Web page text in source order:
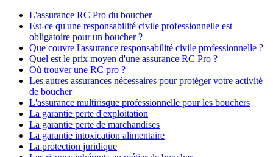
L'assurance RC Pro du boucher
Est-ce qu'une responsabilité civile professionnelle est
obligatoire pour un boucher ?
Que couvre l'assurance responsabilité civile professionnelle ?
Quel est le prix moyen d'une assurance RC Pro ?
Où trouver une RC pro ?
Les autres assurances nécessaires pour protéger votre activité
de boucher
L'assurance multirisque professionnelle pour les bouchers
La garantie perte d'exploitation
La garantie perte de marchandises
La garantie intoxication alimentaire
La protection juridique